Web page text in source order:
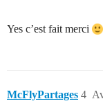
Yes c’est fait merci
McFlyPartages 4